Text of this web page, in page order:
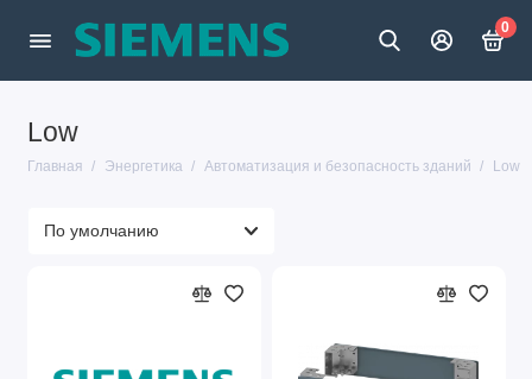
0
Low
Главная Энергетика Автоматизация и безопасность зданий Low